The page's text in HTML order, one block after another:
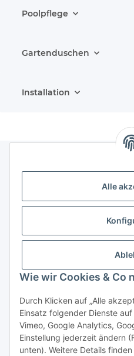
Alle
Wie wir Cookies & Co
Durch Klicken auf „Alle
Einsatz folgender Dienste
Vimeo, Google Analytics,
Einstellung jederzeit ändern
unten). Weitere Details
Poolpflege
Gartenduschen
Installation
Vertrag